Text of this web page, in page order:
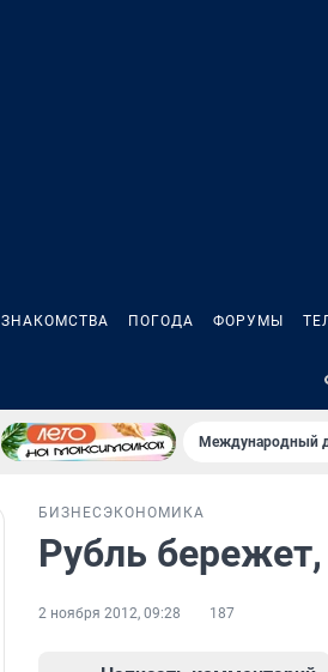
ЗНАКОМСТВА ПОГОДА ФОРУМЫ
Международный
БИЗНЕС ЭКОНОМИКА
Рубль
2 ноября 2012, 09:28 187